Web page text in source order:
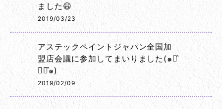
ました😃
2019/03/23
アステックペイントジャパン全国加
盟店会議に参加してまいりました(๑･̑
◡･̑๑)
2019/02/09